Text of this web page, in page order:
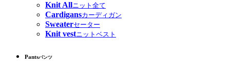
Knit Allニット全て
Cardigansカーディガン
Sweaterセーター
Knit vestニットベスト
Pantsパンツ